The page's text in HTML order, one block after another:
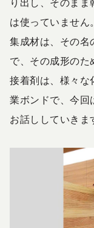
り出し、そのまま
は使っていません。
集成材は、その名
で、その成形のた
接着剤は、様々な
業ボンドで、今回
お話ししていきま